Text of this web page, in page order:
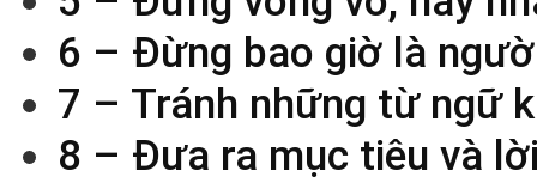
6 – Đừng bao giờ là
7 – Tránh những từ ngữ
8 – Đưa ra mục tiêu và